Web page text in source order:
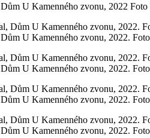
U Kamenného zvonu, 2022 Foto
U Kamenného zvonu, 2022.
U Kamenného zvonu, 2022.
U Kamenného zvonu, 2022.
U Kamenného zvonu, 2022.